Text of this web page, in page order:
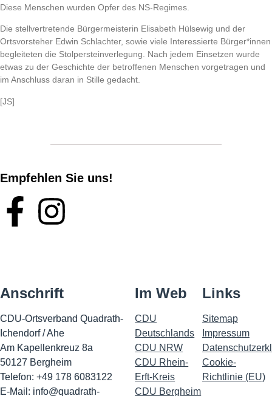
Diese Menschen wurden Opfer des NS-Regimes.
Die stellvertretende Bürgermeisterin Elisabeth Hülsewig und der
Ortsvorsteher Edwin Schlachter, sowie viele Interessierte Bürger*innen
begleiteten die Stolpersteinverlegung. Nach jedem Einsetzen wurde
etwas zu der Geschichte der betroffenen Menschen vorgetragen und
im Anschluss daran in Stille gedacht.
[JS]
Empfehlen Sie uns!
Anschrift
CDU-Ortsverband Quadrath-
Ichendorf / Ahe
Am Kapellenkreuz 8a
50127 Bergheim
Telefon: +49 178 6083122
E-Mail: info@quadrath-
Im Web
CDU
Deutschlands
CDU NRW
CDU Rhein-
Erft-Kreis
CDU Bergheim
Links
Sitemap
Impressum
Cookie-
Richtlinie (EU)